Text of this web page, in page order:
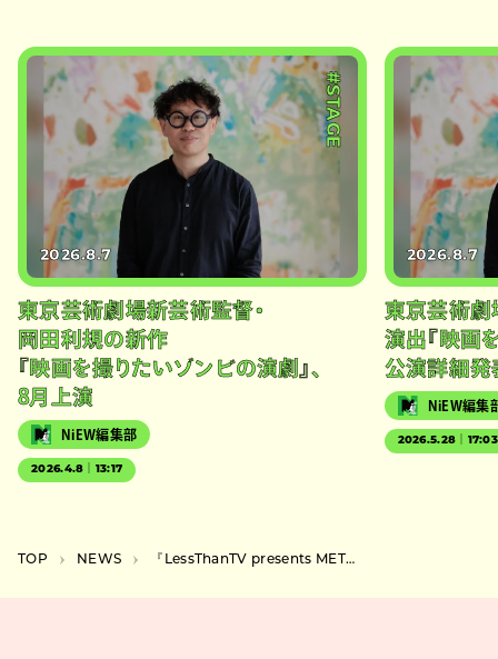
#STAGE
2026.8.7
東京芸術劇場新芸術監督・
岡田利規の新作
『映画を撮りたいゾンビの演劇』、
8月上演
NiEW編集部
2026.4.8｜13:17
2026.8.7
東京芸術劇
演出『映画
公演詳細発
NiEW編集
2026.5.28｜17:03
TOP NEWS 『LessThanTV presents METEO NIGHT 2023』にnemo、田島ハルコら33組